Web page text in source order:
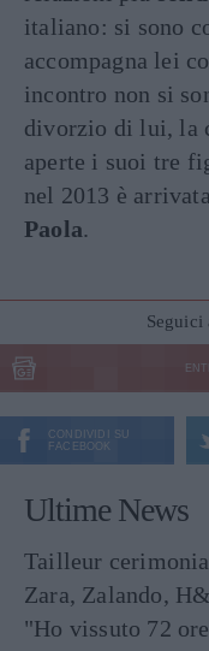
italiano: si sono
accompagna lei
incontro non si
divorzio di lui, la
aperte i suoi tre
nel 2013 è
Paola.
Seguici
CONDIVIDI SU
FACEBOOK
Ultime News
Tailleur
Zara, Zalando,
"Ho vissuto 72